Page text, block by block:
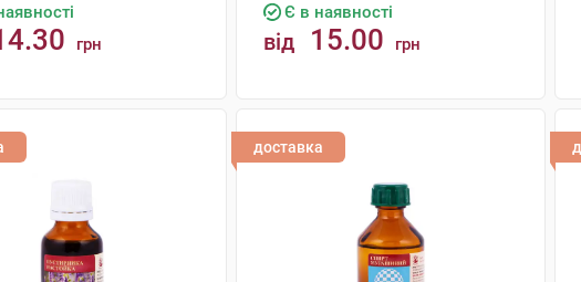
грн
Є в наявності
від 15.00 грн
доставка